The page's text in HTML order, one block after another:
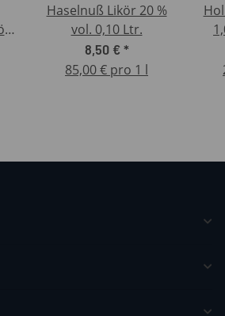
Haselnuß Likör 20 %
vol. 0,10 Ltr.
8,50 € *
85,00 € pro 1 l